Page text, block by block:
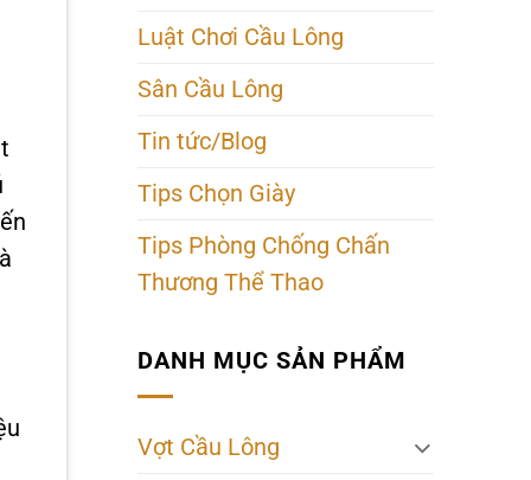
Luật Chơi Cầu Lông
Sân Cầu Lông
Tin tức/Blog
Tips Chọn Giày
Tips Phòng Chống Chấn
Thương Thể Thao
DANH MỤC SẢN PHẨM
Vợt Cầu Lông